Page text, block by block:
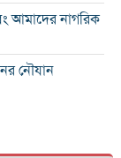
আমাদের নাগরিক
নৌযান